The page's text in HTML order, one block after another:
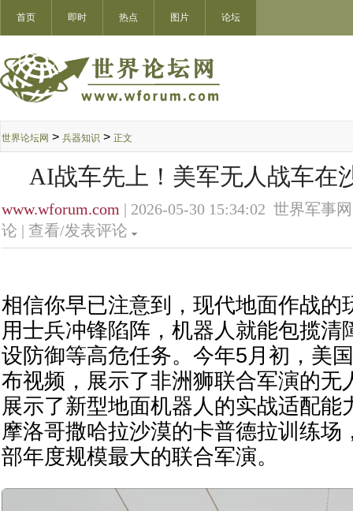
首页 即时 热点 图片 论坛
世界论坛网 > 兵器知识 > 正文
AI战车先上！美军无人战车在
www.wforum.com | 2026-05-30 15:34:02 世界军事
论 | 查看/发表评论
相信你早已注意到，现代地面作战的
用士兵冲锋陷阵，机器人就能包揽清
设防御等高危任务。今年5月初，美
布视频，展示了非洲狮联合军演的无
展示了新型地面机器人的实战适配能
摩洛哥撒哈拉沙漠的卡普德拉训练场
部年度规模最大的联合军演。